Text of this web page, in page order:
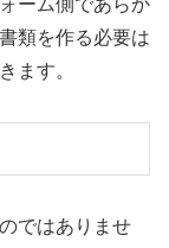
類を作る必要は
ます。
ではありませ